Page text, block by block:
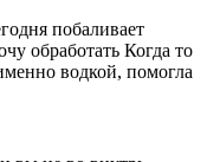
побаливает
обработать Когда то
водкой, помогла